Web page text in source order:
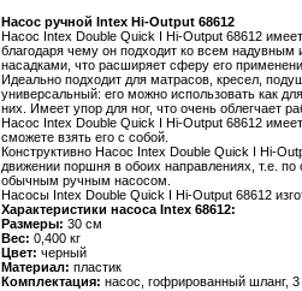
Насос ручной Intex Hi-Output 68612
Насос Intex Double Quick I Hi-Output 68612
благодаря чему он подходит ко всем
насадками, что расширяет сферу его
Идеально подходит для матрасов, кресел,
универсальный: его можно использовать как
них. Имеет упор для ног, что очень облегчает
Насос Intex Double Quick I Hi-Output 68612
сможете взять его с собой.
Конструктивно Насос Intex Double Quick I Hi-
движении поршня в обоих направлениях, т.е.
обычным ручным насосом.
Насосы Intex Double Quick I Hi-Output 68612
Характеристики насоса Intex 68612:
Размеры: 30 см
Вес: 0,400 кг
Цвет: черный
Материал: пластик
Комплектация: насос, гофрированный шланг, 3